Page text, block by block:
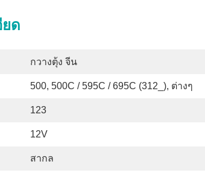
ยด
กวางตุ้ง จีน
500, 500C / 595C / 695C (312_), ต่างๆ
123
12V
สากล